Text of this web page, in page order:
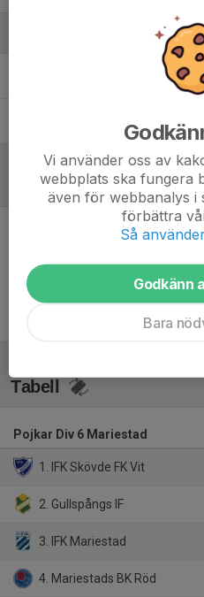
ledare
Michael Ryder
Referat
Tabell
Pojkar Div 6 Mariestad
1. IFK Skövde FK Vit
2. Gullspångs IF
3. IFK Mariestad
4. Mariestads BK Röd
Vi använder oss av
webbplats ska fungera
även för webbanalys i
förbättra
Så
Godkänn
Bara